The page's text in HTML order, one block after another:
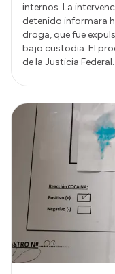
internos. La
detenido informara
droga, que fue
bajo custodia. El
de la Justicia Federal.